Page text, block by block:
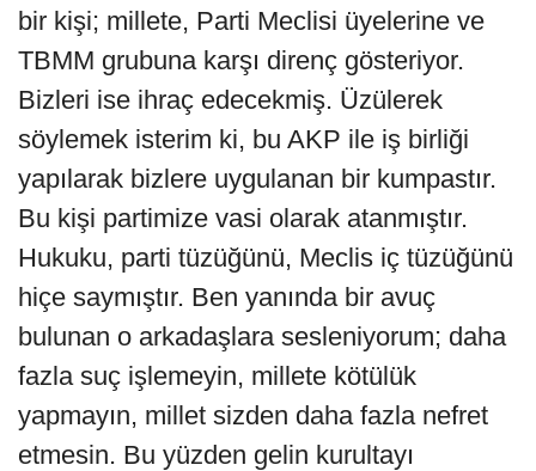
bir kişi; millete, Parti Meclisi üyelerine ve
TBMM grubuna karşı direnç gösteriyor.
Bizleri ise ihraç edecekmiş. Üzülerek
söylemek isterim ki, bu AKP ile iş birliği
yapılarak bizlere uygulanan bir kumpastır.
Bu kişi partimize vasi olarak atanmıştır.
Hukuku, parti tüzüğünü, Meclis iç tüzüğünü
hiçe saymıştır. Ben yanında bir avuç
bulunan o arkadaşlara sesleniyorum; daha
fazla suç işlemeyin, millete kötülük
yapmayın, millet sizden daha fazla nefret
etmesin. Bu yüzden gelin kurultayı